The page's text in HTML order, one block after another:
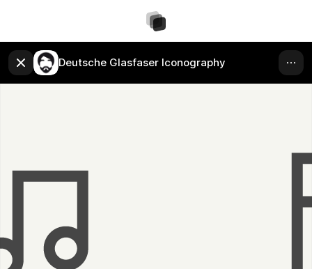
Deutsche Glasfaser Iconography